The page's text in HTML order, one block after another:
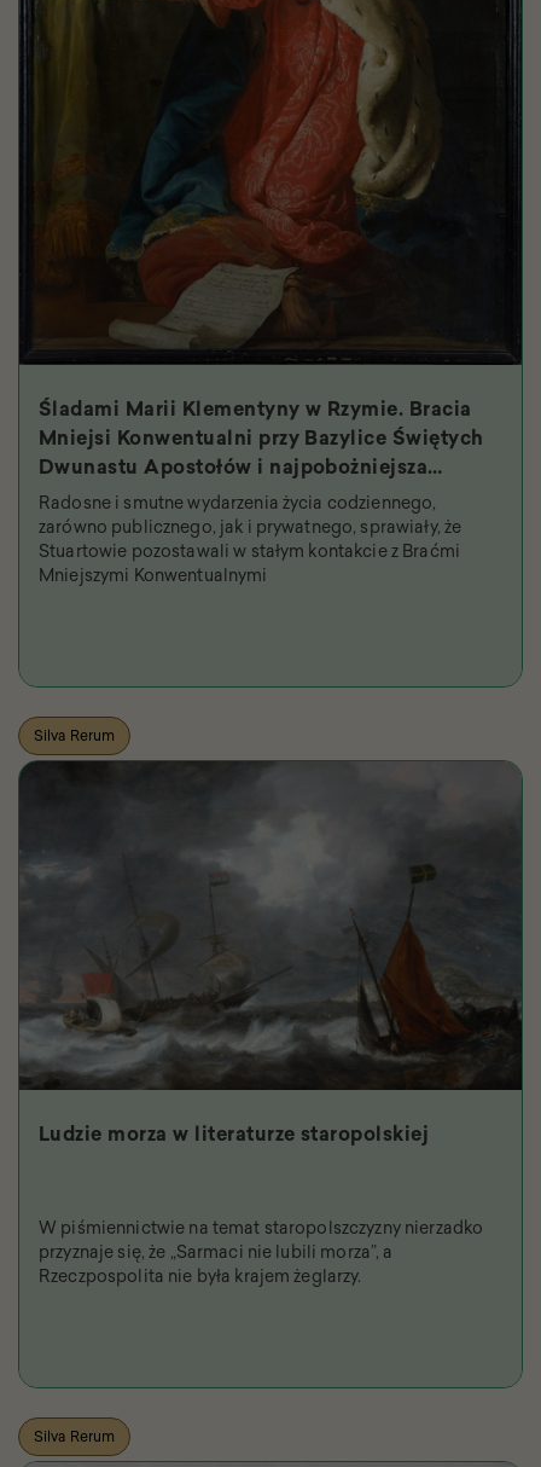
Śladami Marii Klementyny w Rzymie. Bracia
Mniejsi Konwentualni przy Bazylice Świętych
Dwunastu Apostołów i najpobożniejsza
królowa
Radosne i smutne wydarzenia życia codziennego,
zarówno publicznego, jak i prywatnego, sprawiały, że
Stuartowie pozostawali w stałym kontakcie z Braćmi
Mniejszymi Konwentualnymi
Silva Rerum
Ludzie morza w literaturze staropolskiej
W piśmiennictwie na temat staropolszczyzny nierzadko
przyznaje się, że „Sarmaci nie lubili morza”, a
Rzeczpospolita nie była krajem żeglarzy.
Silva Rerum